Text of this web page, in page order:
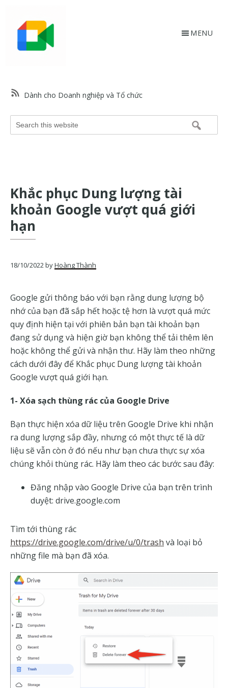
main
content
footer
web
hỗ
trợ
Google
các
sản
phẩm
của
Dành cho Doanh nghiệp và Tổ chức
Search
this
MENU
Khắc phục Dung lượng tài
khoản Google vượt quá giới
hạn
18/10/2022byHoàng Thành
Google gửi thông báo với bạn rằng dung lượng bộ
nhớ của bạn đã sắp hết hoặc tệ hơn là vượt quá mức
quy định hiện tại với phiên bản bạn tài khoản bạn
đang sử dụng và hiện giờ bạn không thể tải thêm lên
hoặc không thể gửi và nhận thư. Hãy làm theo những
cách dưới đây để Khắc phục Dung lượng tài khoản
Google vượt quá giới hạn.
1- Xóa sạch thùng rác của Google Drive
Bạn thực hiện xóa dữ liệu trên Google Drive khi nhận
ra dung lượng sắp đầy, nhưng có một thực tế là dữ
liệu sẽ vẫn còn ở đó nếu như bạn chưa thực sự xóa
chúng khỏi thùng rác. Hãy làm theo các bước sau đây:
Đăng nhập vào Google Drive của bạn trên trình
duyệt: drive.google.com
Tìm tới thùng rác
https://drive.google.com/drive/u/0/trash và loại bỏ
những file mà bạn đã xóa.